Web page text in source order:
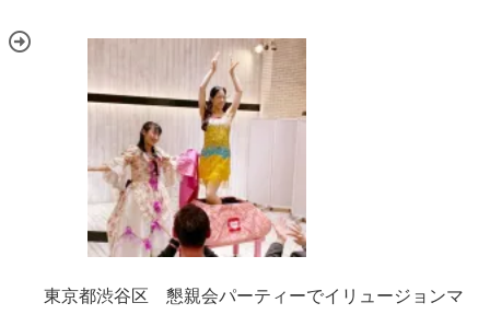
東京都渋谷区 懇親会パーティーでイリュージョンマ